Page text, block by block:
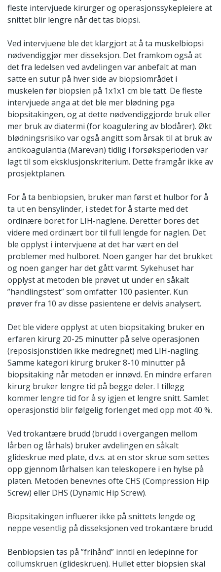
fleste intervjuede kirurger og operasjonssykepleiere at
snittet blir lengre når det tas biopsi.
Ved intervjuene ble det klargjort at å ta muskelbiopsi
nødvendiggjør mer disseksjon. Det framkom også at
det fra ledelsen ved avdelingen var anbefalt at man
satte en sutur på hver side av biopsiområdet i
muskelen før biopsien på 1x1x1 cm ble tatt. De fleste
intervjuede anga at det ble mer blødning pga
biopsitakingen, og at dette nødvendiggjorde bruk eller
mer bruk av diatermi (for koagulering av blodårer). Økt
blødningsrisiko var også angitt som årsak til at bruk av
antikoagulantia (Marevan) tidlig i forsøksperioden var
lagt til som eksklusjonskriterium. Dette framgår ikke av
prosjektplanen.
For å ta benbiopsien, bruker man først et hulbor for å
ta ut en bensylinder, i stedet for å starte med det
ordinære boret for LIH-naglene. Deretter bores det
videre med ordinært bor til full lengde for naglen. Det
ble opplyst i intervjuene at det har vært en del
problemer med hulboret. Noen ganger har det brukket
og noen ganger har det gått varmt. Sykehuset har
opplyst at metoden ble prøvet ut under en såkalt
”handlingstest” som omfatter 100 pasienter. Kun
prøver fra 10 av disse pasientene er delvis analysert.
Det ble videre opplyst at uten biopsitaking bruker en
erfaren kirurg 20-25 minutter på selve operasjonen
(reposisjonstiden ikke medregnet) med LIH-nagling.
Samme kategori kirurg bruker 8-10 minutter på
biopsitaking når metoden er innøvd. En mindre erfaren
kirurg bruker lengre tid på begge deler. I tillegg
kommer lengre tid for å sy igjen et lengre snitt. Samlet
operasjonstid blir følgelig forlenget med opp mot 40 %.
Ved trokantære brudd (brudd i overgangen mellom
lårben og lårhals) bruker avdelingen en såkalt
glideskrue med plate, d.v.s. at en stor skrue som settes
opp gjennom lårhalsen kan teleskopere i en hylse på
platen. Metoden benevnes ofte CHS (Compression Hip
Screw) eller DHS (Dynamic Hip Screw).
Biopsitakingen influerer ikke på snittets lengde og
neppe vesentlig på disseksjonen ved trokantære brudd.
Benbiopsien tas på ”frihånd” inntil en ledepinne for
collumskruen (glideskruen). Hullet etter biopsien skal